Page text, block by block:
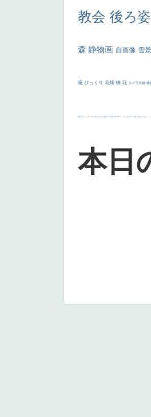
教会 後ろ姿
森 静物画 自画像 雪
厳 びっくり 花畑 橋 花 カメラ目線 補
画質 last ヴィーナス 剣 白人少女 食事中 山本芳翠 麦 alciato ハーレム 女神 ローマ教皇 奥行き 火起こし シ
本日